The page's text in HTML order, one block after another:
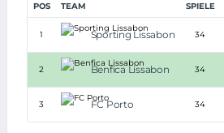
POS TEAM SPIELE
1 Sporting Lissabon 34
2 Benfica Lissabon 34
3 FC Porto 34